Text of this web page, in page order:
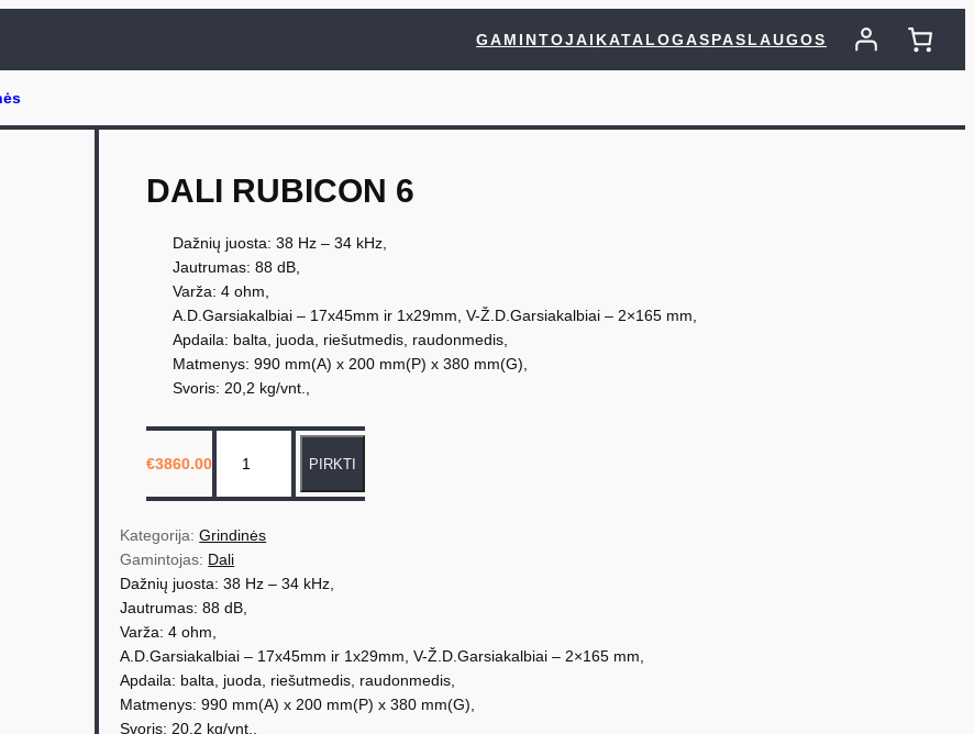
GAMINTOJAI KATALOGASPASLAUGOS
DALI RUBICON 6
Dažnių juosta: 38 Hz – 34 kHz,
Jautrumas: 88 dB,
Varža: 4 ohm,
A.D.Garsiakalbiai – 17x45mm ir 1x29mm, V-Ž.D.Garsiakalbiai – 2×165 mm,
Apdaila: balta, juoda, riešutmedis, raudonmedis,
Matmenys: 990 mm(A) x 200 mm(P) x 380 mm(G),
Svoris: 20,2 kg/vnt.,
€3860.00
o
d
u
k
t
o
k
i
PIRKTI
Kategorija: Grindinės
Gamintojas: Dali
Dažnių juosta: 38 Hz – 34 kHz,
Jautrumas: 88 dB,
Varža: 4 ohm,
A.D.Garsiakalbiai – 17x45mm ir 1x29mm, V-Ž.D.Garsiakalbiai – 2×165 mm,
Apdaila: balta, juoda, riešutmedis, raudonmedis,
Matmenys: 990 mm(A) x 200 mm(P) x 380 mm(G),
Svoris: 20,2 kg/vnt.,